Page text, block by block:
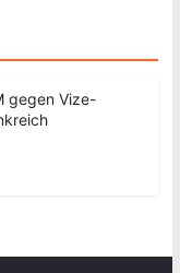
gegen Vize-